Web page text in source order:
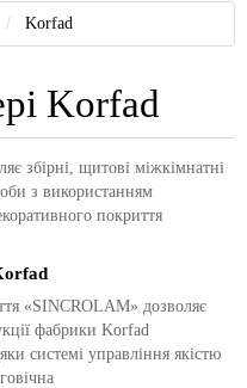
Korfad
Korfad
збірні, щитові міжкімнатні
з використанням
покриття
«SINCROLAM» дозволяє
фабрики Korfad
системі управління якістю